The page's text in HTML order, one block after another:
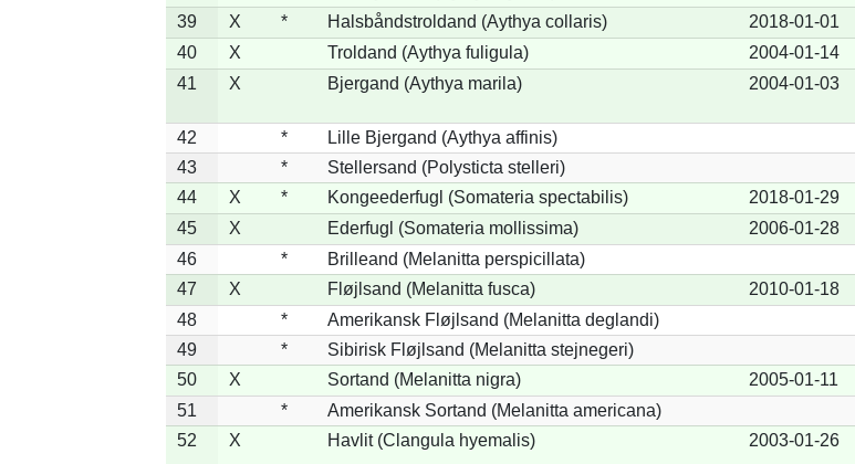
39
X * Halsbåndstroldand (Aythya collaris) 2018-01-01
40
X Troldand (Aythya fuligula) 2004-01-14
41
X Bjergand (Aythya marila) 2004-01-03
42
*
Lille Bjergand (Aythya affinis)
43
*
Stellersand (Polysticta stelleri)
44
X * Kongeederfugl (Somateria spectabilis) 2018-01-29
45
X Ederfugl (Somateria mollissima) 2006-01-28
46
*
Brilleand (Melanitta perspicillata)
47
X Fløjlsand (Melanitta fusca) 2010-01-18
48
*
Amerikansk Fløjlsand (Melanitta deglandi)
49
*
Sibirisk Fløjlsand (Melanitta stejnegeri)
50
X Sortand (Melanitta nigra) 2005-01-11
51
*
Amerikansk Sortand (Melanitta americana)
52
X Havlit (Clangula hyemalis) 2003-01-26